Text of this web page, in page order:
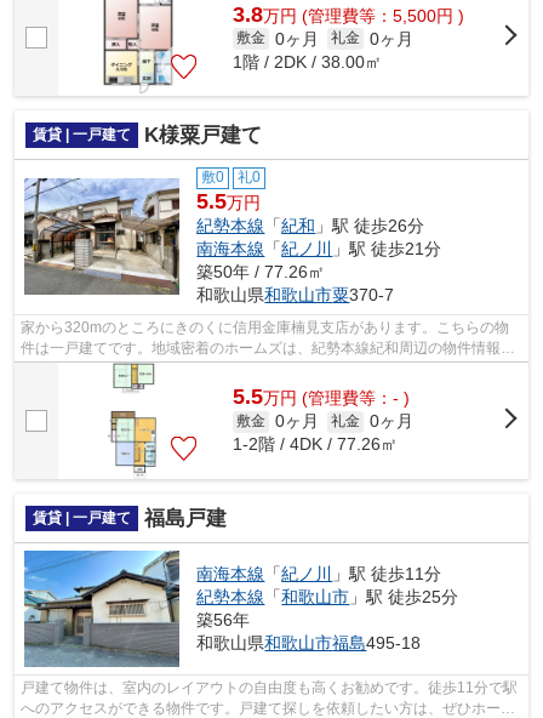
3.8万円 (管理費等：5,500円 )
敷金 0ヶ月 礼金 0ヶ月
1階 / 2DK / 38.00㎡
賃貸 | 一戸建て K様粟戸建て
敷0 礼0
5.5万円
紀勢本線 「紀和 」駅 徒歩26分
南海本線 「紀ノ川
」駅 徒歩21分
築50年 / 77.26㎡
和歌山県和歌山市粟370-7
家から320mのところにきのくに信用金庫楠見支店があります。こちらの物
件は一戸建てです。地域密着のホームズは、紀勢本線紀和周辺の物件情報を
豊富に取り扱っています。物件の質には...
5.5万円 (管理費等：- )
敷金 0ヶ月 礼金 0ヶ月
1-2階 / 4DK / 77.26㎡
賃貸 | 一戸建て 福島戸建
南海本線 「紀ノ川
」駅 徒歩11分
紀勢本線 「和歌山市 」駅 徒歩25分
築56年
和歌山県和歌山市福島495-18
戸建て物件は、室内のレイアウトの自由度も高くお勧めです。徒歩11分で駅
へのアクセスができる物件です。戸建て探しを依頼したい方は、ぜひホーム